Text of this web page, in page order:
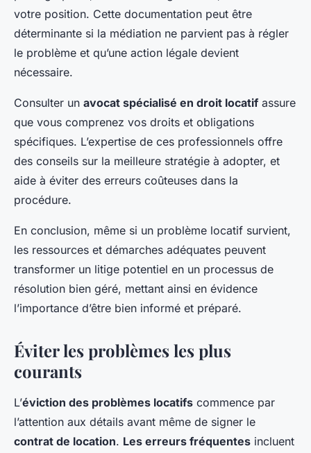
votre position. Cette documentation peut être
déterminante si la médiation ne parvient pas à régler
le problème et qu’une action légale devient
nécessaire.
Consulter un avocat spécialisé en droit locatif assure
que vous comprenez vos droits et obligations
spécifiques. L’expertise de ces professionnels offre
des conseils sur la meilleure stratégie à adopter, et
aide à éviter des erreurs coûteuses dans la
procédure.
En conclusion, même si un problème locatif survient,
les ressources et démarches adéquates peuvent
transformer un litige potentiel en un processus de
résolution bien géré, mettant ainsi en évidence
l’importance d’être bien informé et préparé.
Éviter les problèmes les plus
courants
L’éviction des problèmes locatifs commence par
l’attention aux détails avant même de signer le
contrat de location. Les erreurs fréquentes incluent